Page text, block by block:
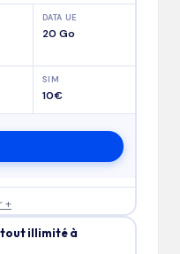
DATA UE
20 Go
SIM
10€
+
illimité à